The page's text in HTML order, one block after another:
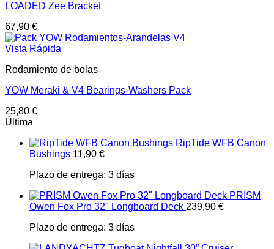
LOADED Zee Bracket
67,90 €
Vista Rápida
Rodamiento de bolas
YOW Meraki & V4 Bearings-Washers Pack
25,80 €
Última
RipTide WFB Canon
Bushings 11,90 €
Plazo de entrega: 3 días
PRISM
Owen Fox Pro 32" Longboard Deck 239,90 €
Plazo de entrega: 3 días